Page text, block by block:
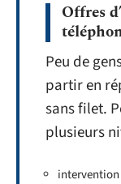
Offres
Peu de
partir en
sans filet.
plusieurs